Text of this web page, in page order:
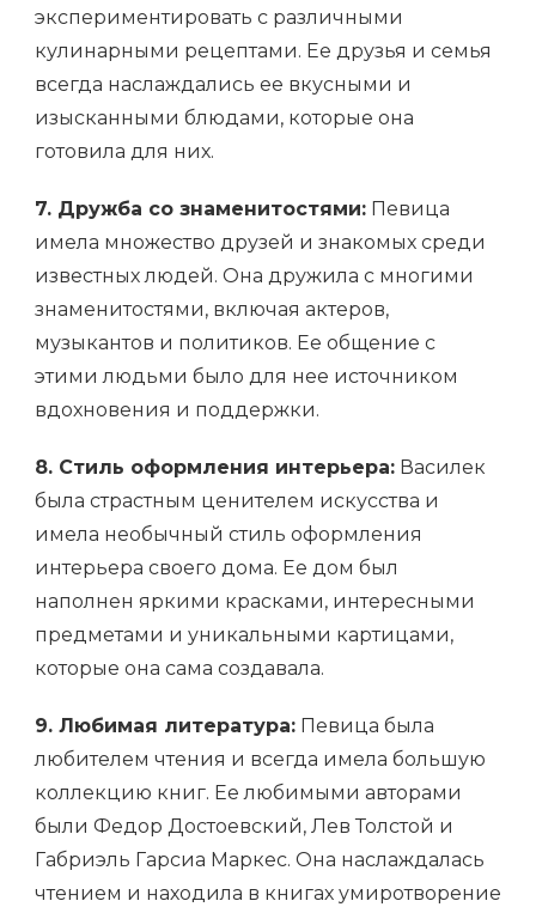
экспериментировать с различными
кулинарными рецептами. Ее друзья и семья
всегда наслаждались ее вкусными и
изысканными блюдами, которые она
готовила для них.
7. Дружба со знаменитостями: Певица
имела множество друзей и знакомых среди
известных людей. Она дружила с многими
знаменитостями, включая актеров,
музыкантов и политиков. Ее общение с
этими людьми было для нее источником
вдохновения и поддержки.
8. Стиль оформления интерьера: Василек
была страстным ценителем искусства и
имела необычный стиль оформления
интерьера своего дома. Ее дом был
наполнен яркими красками, интересными
предметами и уникальными картицами,
которые она сама создавала.
9. Любимая литература: Певица была
любителем чтения и всегда имела большую
коллекцию книг. Ее любимыми авторами
были Федор Достоевский, Лев Толстой и
Габриэль Гарсиа Маркес. Она наслаждалась
чтением и находила в книгах умиротворение